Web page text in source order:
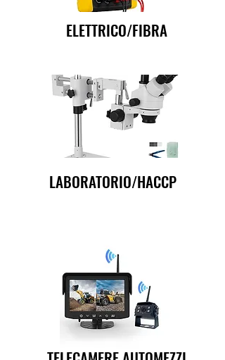
ELETTRICO/FIBRA
LABORATORIO/HACCP